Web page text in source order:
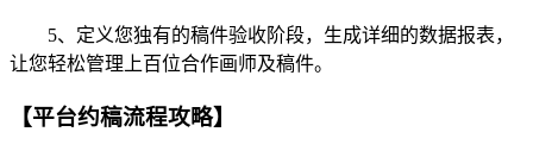
5、定义您独有的稿件验收阶段，生成详细的数据报表，
让您轻松管理上百位合作画师及稿件。
【平台约稿流程攻略】